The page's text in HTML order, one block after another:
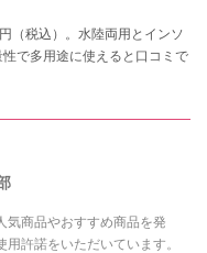
（税込）。水陸両用とインソ
で多用途に使えると口コミで
気商品やおすすめ商品を発
用許諾をいただいています。